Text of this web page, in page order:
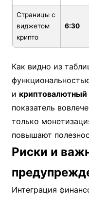
Страницы с
виджетом
крипто
6:30
Как видно из
и
показатель
только
повышают
Риски и
Интеграция